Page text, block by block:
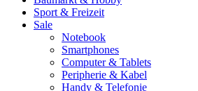
Sport & Freizeit
Sale
Notebook
Smartphones
Computer & Tablets
Peripherie & Kabel
Handy & Telefonie